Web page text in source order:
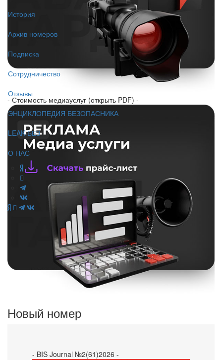
История
Архив номеров
Подписка
Сотрудничество
Отзывы
ЭНЦИКЛОПЕДИЯ БЕЗОПАСНИКА
LEAK-БЕЗ
О НАС
- Стоимость медиауслуг (открыть PDF) -
Новый номер
- BIS Journal №2(61)2026 -